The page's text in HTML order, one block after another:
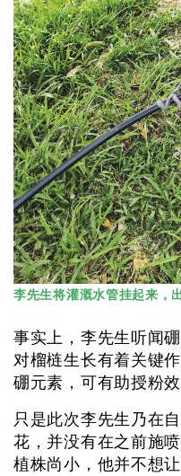
李先生将灌溉水管挂起来，
事实上，李先生听闻
对榴梿生长有着关键
硼元素，可有助授粉
只是此次李先生乃在
花，并没有在之前施
植株尚小，他并不想